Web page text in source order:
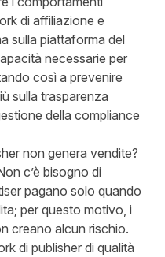
di affiliazione e
sulla piattaforma del
necessarie per
così a prevenire
sulla trasparenza
della compliance
non genera vendite?
c’è bisogno di
pagano solo quando
per questo motivo, i
creano alcun rischio.
di publisher di qualità